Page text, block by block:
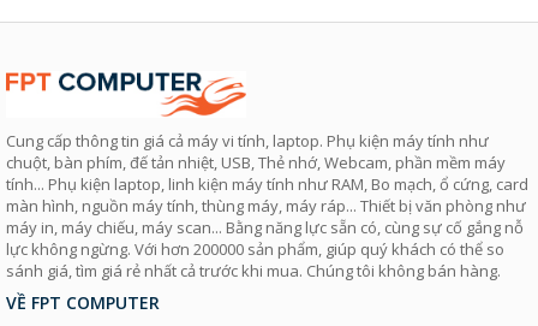
Cung cấp thông tin giá cả máy vi tính, laptop. Phụ kiện máy tính như
chuột, bàn phím, đế tản nhiệt, USB, Thẻ nhớ, Webcam, phần mềm máy
tính... Phụ kiện laptop, linh kiện máy tính như RAM, Bo mạch, ổ cứng, card
màn hình, nguồn máy tính, thùng máy, máy ráp... Thiết bị văn phòng như
máy in, máy chiếu, máy scan... Bằng năng lực sẵn có, cùng sự cố gắng nỗ
lực không ngừng. Với hơn 200000 sản phẩm, giúp quý khách có thể so
sánh giá, tìm giá rẻ nhất cả trước khi mua. Chúng tôi không bán hàng.
VỀ FPT COMPUTER